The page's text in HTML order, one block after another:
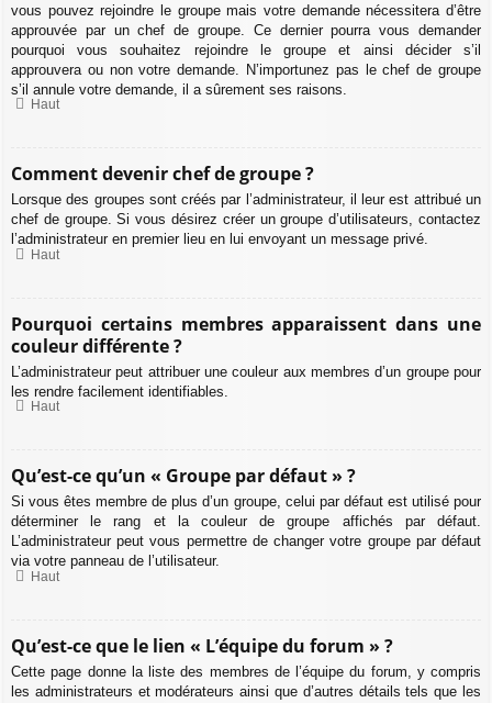
vous pouvez rejoindre le groupe mais votre demande nécessitera d’être
approuvée par un chef de groupe. Ce dernier pourra vous demander
pourquoi vous souhaitez rejoindre le groupe et ainsi décider s’il
approuvera ou non votre demande. N’importunez pas le chef de groupe
s’il annule votre demande, il a sûrement ses raisons.
Haut
Comment devenir chef de groupe ?
Lorsque des groupes sont créés par l’administrateur, il leur est attribué un
chef de groupe. Si vous désirez créer un groupe d’utilisateurs, contactez
l’administrateur en premier lieu en lui envoyant un message privé.
Haut
Pourquoi certains membres apparaissent dans une
couleur différente ?
L’administrateur peut attribuer une couleur aux membres d’un groupe pour
les rendre facilement identifiables.
Haut
Qu’est-ce qu’un « Groupe par défaut » ?
Si vous êtes membre de plus d’un groupe, celui par défaut est utilisé pour
déterminer le rang et la couleur de groupe affichés par défaut.
L’administrateur peut vous permettre de changer votre groupe par défaut
via votre panneau de l’utilisateur.
Haut
Qu’est-ce que le lien « L’équipe du forum » ?
Cette page donne la liste des membres de l’équipe du forum, y compris
les administrateurs et modérateurs ainsi que d’autres détails tels que les